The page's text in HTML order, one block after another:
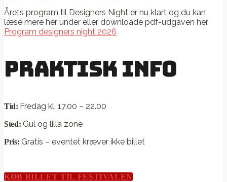
Årets program til Designers Night er nu klart og du kan
læse mere her under eller downloade pdf-udgaven her.
Program designers night 2026
Praktisk info
Tid: Fredag kl. 17.00 – 22.00
Sted: Gul og lilla zone
Pris: Gratis – eventet kræver ikke billet
KØB BILLET TIL FESTIVALEN